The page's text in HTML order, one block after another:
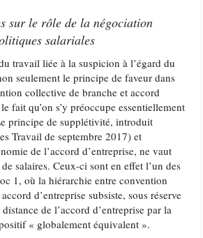
sur le rôle de la négociation
salariales
travail liée à la suspicion à l’égard du
seulement le principe de faveur dans
collective de branche et accord
fait qu’on s’y préoccupe essentiellement
principe de supplétivité, introduit
Travail de septembre 2017) et
de l’accord d’entreprise, ne vaut
salaires. Ceux-ci sont en effet l’un des
1, où la hiérarchie entre convention
d’entreprise subsiste, sous réserve
de l’accord d’entreprise par la
« globalement équivalent ».